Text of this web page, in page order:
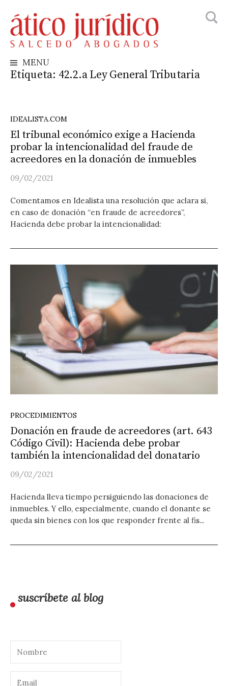
to
content
MENU
Etiqueta: 42.2.a Ley General Tributaria
IDEALISTA.COM
El tribunal económico exige a Hacienda
probar la intencionalidad del fraude de
acreedores en la donación de inmuebles
09/02/2021
Comentamos en Idealista una resolución que aclara si,
en caso de donación “en fraude de acreedores”,
Hacienda debe probar la intencionalidad:
PROCEDIMIENTOS
Donación en fraude de acreedores (art. 643
Código Civil): Hacienda debe probar
también la intencionalidad del donatario
09/02/2021
Hacienda lleva tiempo persiguiendo las donaciones de
inmuebles. Y ello, especialmente, cuando el donante se
queda sin bienes con los que responder frente al fis...
suscríbete al blog